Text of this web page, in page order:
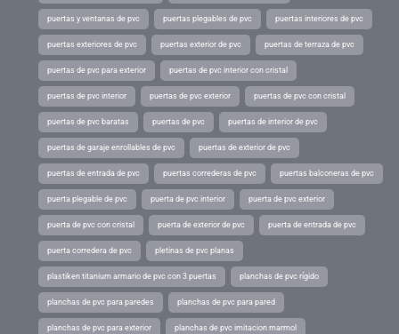
puertas y ventanas de pvc puertas plegables de pvc puertas interiores de pvc
puertas exteriores de pvc puertas exterior de pvc puertas de terraza de pvc
puertas de pvc para exterior puertas de pvc interior con cristal
puertas de pvc interior puertas de pvc exterior puertas de pvc con cristal
puertas de pvc baratas puertas de pvc puertas de interior de pvc
puertas de garaje enrollables de pvc puertas de exterior de pvc
puertas de entrada de pvc puertas correderas de pvc puertas balconeras de pvc
puerta plegable de pvc puerta de pvc interior puerta de pvc exterior
puerta de pvc con cristal puerta de exterior de pvc puerta de entrada de pvc
puerta corredera de pvc pletinas de pvc planas
plastiken titanium armario de pvc con 3 puertas planchas de pvc rígido
planchas de pvc para paredes planchas de pvc para pared
planchas de pvc para exterior planchas de pvc imitacion marmol